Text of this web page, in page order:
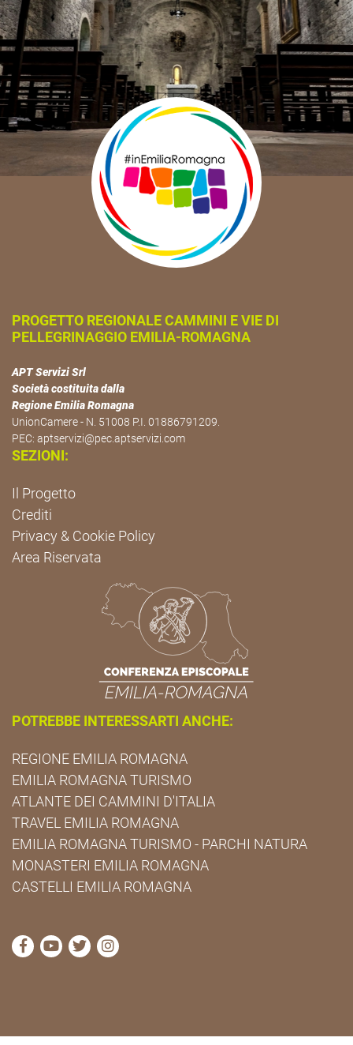
PROGETTO REGIONALE CAMMINI E VIE DI
PELLEGRINAGGIO EMILIA-ROMAGNA
APT Servizi Srl
Società costituita dalla
Regione Emilia Romagna
UnionCamere - N. 51008 P.I. 01886791209.
PEC: aptservizi@pec.aptservizi.com
SEZIONI:
Il Progetto
Crediti
Privacy & Cookie Policy
Area Riservata
POTREBBE INTERESSARTI ANCHE:
REGIONE EMILIA ROMAGNA
EMILIA ROMAGNA TURISMO
ATLANTE DEI CAMMINI D'ITALIA
TRAVEL EMILIA ROMAGNA
EMILIA ROMAGNA TURISMO - PARCHI NATURA
MONASTERI EMILIA ROMAGNA
CASTELLI EMILIA ROMAGNA
visita la pagina Facebook di Cammini Emilia-
visita la pagina YouTube di Cammini Emilia-
visita la pagina Twitter di Cammini Emilia-
visita la pagina Instagram di Cammini